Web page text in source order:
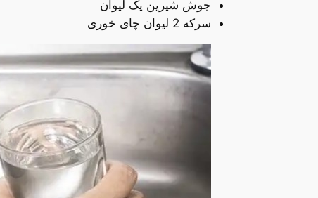
جوش شیرین یک لیوان
سرکه 2 لیوان چای خوری